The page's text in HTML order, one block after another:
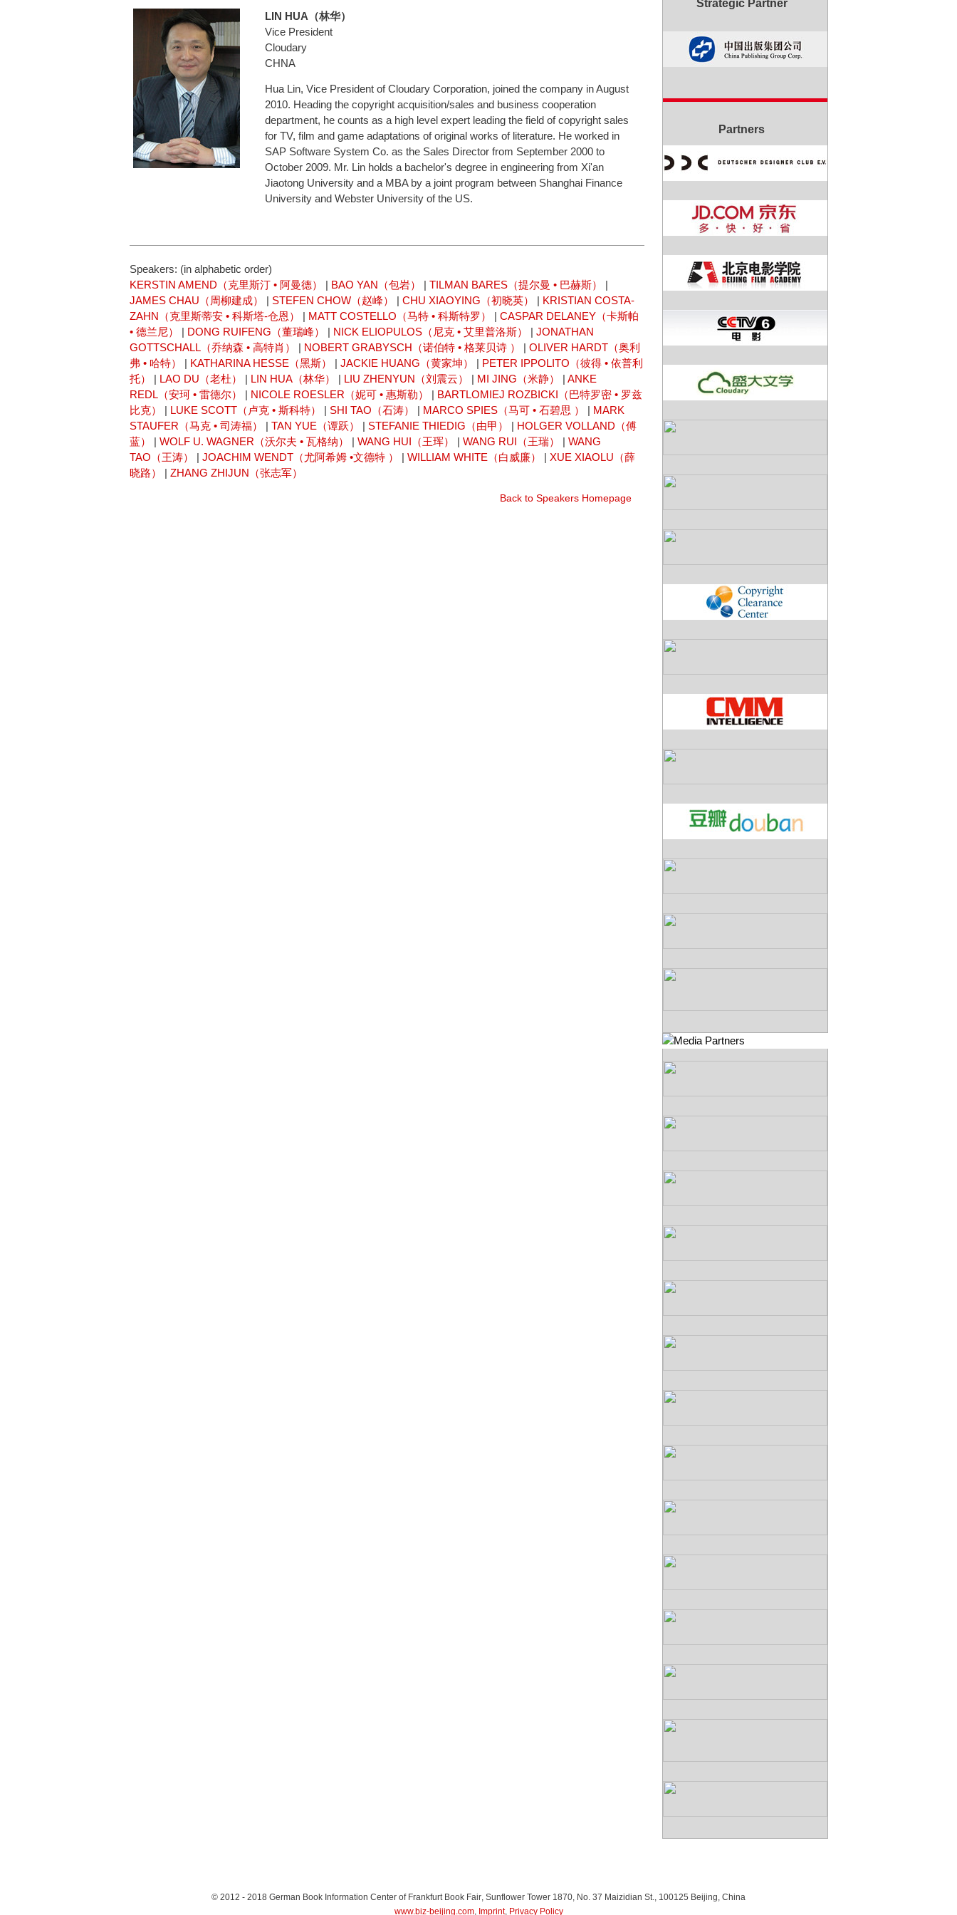
LIN HUA（林华）
Vice President
Cloudary
CHNA
Hua Lin, Vice President of Cloudary Corporation, joined the company in August
2010. Heading the copyright acquisition/sales and business cooperation
department, he counts as a high level expert leading the field of copyright sales
for TV, film and game adaptations of original works of literature. He worked in
SAP Software System Co. as the Sales Director from September 2000 to
October 2009. Mr. Lin holds a bachelor's degree in engineering from Xi'an
Jiaotong University and a MBA by a joint program between Shanghai Finance
University and Webster University of the US.
Speakers: (in alphabetic order)
KERSTIN AMEND（克里斯汀 • 阿曼德）
| BAO YAN（包岩） | TILMAN BARES（提尔曼 • 巴赫斯）
|
JAMES CHAU（周柳建成）
| STEFEN CHOW（赵峰） | CHU XIAOYING（初晓英） | KRISTIAN COSTA-
ZAHN（克里斯蒂安 • 科斯塔-仓恩）
| MATT COSTELLO（马特 • 科斯特罗） | CASPAR DELANEY（卡斯帕
• 德兰尼）
| DONG RUIFENG（董瑞峰） | NICK ELIOPULOS（尼克 • 艾里普洛斯） | JONATHAN
GOTTSCHALL（乔纳森 • 高特肖）
| NOBERT GRABYSCH（诺伯特 • 格莱贝诗 ） | OLIVER HARDT（奥利
弗 • 哈特）
| KATHARINA HESSE（黑斯） | JACKIE HUANG（黄家坤） | PETER IPPOLITO（彼得 • 依普利
托）
| LAO DU（老杜） | LIN HUA（林华） | LIU ZHENYUN（刘震云） | MI JING（米静） | ANKE
REDL（安珂 • 雷德尔）
| NICOLE ROESLER（妮可 • 惠斯勒） | BARTLOMIEJ ROZBICKI（巴特罗密 • 罗兹
比克）
| LUKE SCOTT（卢克 • 斯科特） | SHI TAO（石涛） | MARCO SPIES（马可 • 石碧思 ） | MARK
STAUFER（马克 • 司涛福）
| TAN YUE（谭跃） | STEFANIE THIEDIG（由甲） | HOLGER VOLLAND（傅
蓝）
| WOLF U. WAGNER（沃尔夫 • 瓦格纳） | WANG HUI（王珲） | WANG RUI（王瑞） | WANG
TAO（王涛）
| JOACHIM WENDT（尤阿希姆 •文德特 ） | WILLIAM WHITE（白威廉） | XUE XIAOLU（薛
晓路）
| ZHANG ZHIJUN（张志军）
Back to Speakers Homepage
Strategic Partner
Partners
© 2012 - 2018 German Book Information Center of Frankfurt Book Fair, Sunflower Tower 1870, No. 37 Maizidian St., 100125 Beijing, China
www.biz-beijing.com, Imprint, Privacy Policy